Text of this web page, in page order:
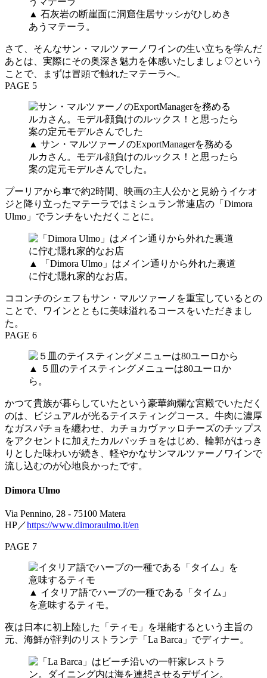
▲ 石灰岩の断崖面に洞窟住居サッシがひしめき
あうマテーラ。
さて、そんなサン・マルツァーノワインの生い立ちを学んだ
あとは、実際にその奥深き魅力を体感いたしましょ♡という
ことで、まずは冒頭で触れたマテーラへ。
PAGE 5
▲ サン・マルツァーノのExportManagerを務める
ルカさん。モデル顔負けのルックス！と思ったら
案の定元モデルさんでした。
プーリアから車で約2時間、映画の主人公かと見紛うイケオ
ジと降り立ったマテーラではミシュラン常連店の「Dimora
Ulmo」でランチをいただくことに。
▲ 「Dimora Ulmo」はメイン通りから外れた裏道
に佇む隠れ家的なお店。
ココンチのシェフもサン・マルツァーノを重宝しているとの
ことで、ワインとともに美味溢れるコースをいただきまし
た。
PAGE 6
▲ ５皿のテイスティングメニューは80ユーロか
ら。
かつて貴族が暮らしていたという豪華絢爛な宮殿でいただく
のは、ビジュアルが光るテイスティングコース。牛肉に濃厚
なガスパチョを纏わせ、カチョカヴァッロチーズのチップス
をアクセントに加えたカルパッチョをはじめ、輪郭がはっき
りとした味わいが続き、軽やかなサンマルツァーノワインで
流し込むのが心地良かったです。
Dimora Ulmo
Via Pennino, 28 - 75100 Matera
HP／https://www.dimoraulmo.it/en
PAGE 7
▲ イタリア語でハーブの一種である「タイム」
を意味するティモ。
夜は日本に初上陸した「ティモ」を堪能するという主旨の
元、海鮮が評判のリストランテ「La Barca」でディナー。